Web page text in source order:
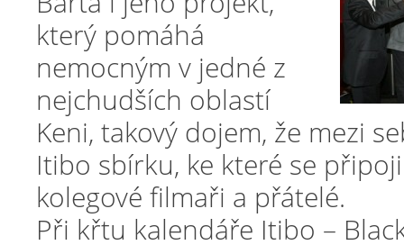
který pomáhá
nemocným v jedné z
nejchudších oblastí
Keni, takový dojem, že mezi
Itibo sbírku, ke které se
kolegové filmaři a přátelé.
Při křtu kalendáře Itibo –